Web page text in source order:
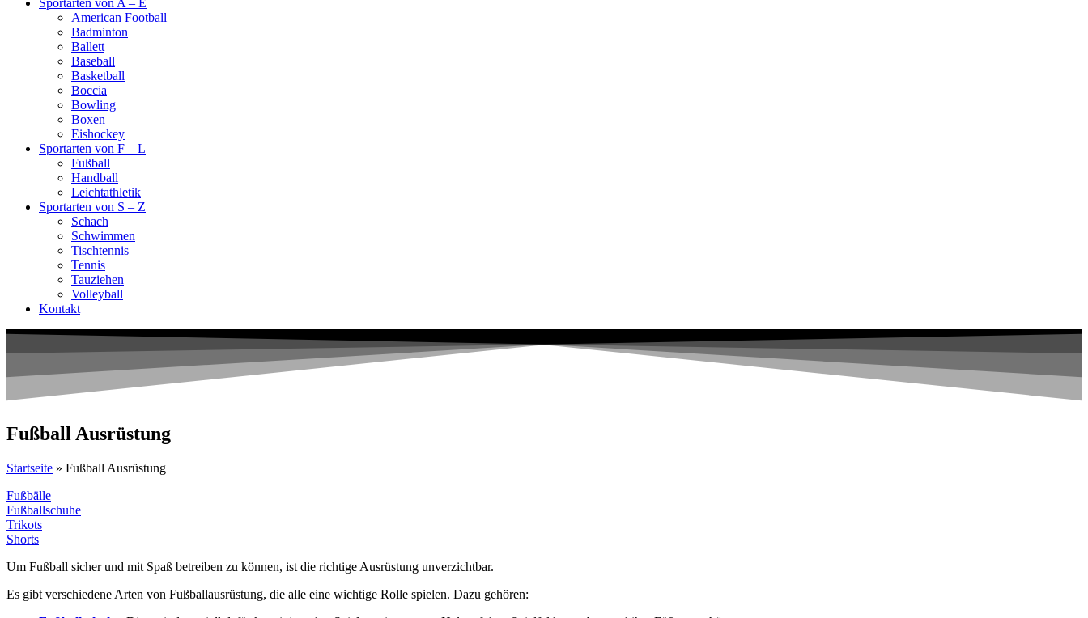
Sportarten von A – E
American Football
Badminton
Ballett
Baseball
Basketball
Boccia
Bowling
Boxen
Eishockey
Sportarten von F – L
Fußball
Handball
Leichtathletik
Sportarten von S – Z
Schach
Schwimmen
Tischtennis
Tennis
Tauziehen
Volleyball
Kontakt
Fußball Ausrüstung
Startseite » Fußball Ausrüstung
Fußbälle
Fußballschuhe
Trikots
Shorts
Um Fußball sicher und mit Spaß betreiben zu können, ist die richtige Ausrüstung unverzichtbar.
Es gibt verschiedene Arten von Fußballausrüstung, die alle eine wichtige Rolle spielen. Dazu gehören: